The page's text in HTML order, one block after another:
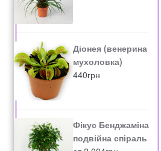
Діонея (венерина
мухоловка)
440грн
Фікус Бенджаміна
подвійна спіраль